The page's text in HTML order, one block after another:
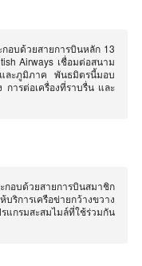
อบด้วยสายการบินหลัก 13
Airways เชื่อมต่อสนาม
ละภูมิภาค พันธมิตรนี้มอบ
ารต่อเครื่องที่ราบรื่น และ
กอบด้วยสายการบินสมาชิก
การเครือข่ายกว้างขวาง
แกรมสะสมไมล์ที่ใช้ร่วมกัน